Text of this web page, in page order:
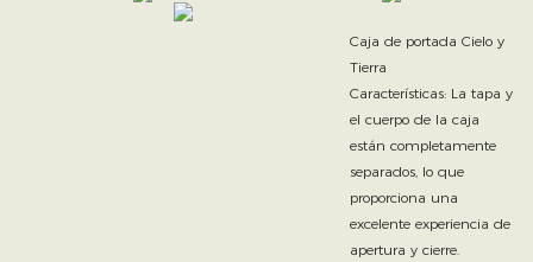
Caja de portada Cielo y
Tierra
Características: La tapa y
el cuerpo de la caja
están completamente
separados, lo que
proporciona una
excelente experiencia de
apertura y cierre.